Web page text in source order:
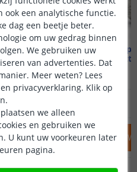
Wifi lamp
12 watt
IN
ook een analytische functie.
dag een beetje beter.
om uw gedrag binnen
We gebruiken uw
van advertenties. Dat
Meer weten? Lees
privacyverklaring. Klik op
we alleen
en gebruiken we
U kunt uw voorkeuren later
pagina.